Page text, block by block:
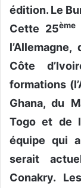
édition. Le
Cette 25ème
Côte
formations
Ghana, du
Togo et de
équipe qui
serait
Conakry.